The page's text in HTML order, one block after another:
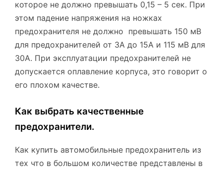
которое не должно превышать 0,15 – 5 сек. При
этом падение напряжения на ножках
предохранителя не должно превышать 150 мВ
для предохранителей от 3А до 15А и 115 мВ для
30А. При эксплуатации предохранителей не
допускается оплавление корпуса, это говорит о
его плохом качестве.
Как выбрать качественные
предохранители.
Как купить автомобильные предохранитель из
тех что в большом количестве представлены в